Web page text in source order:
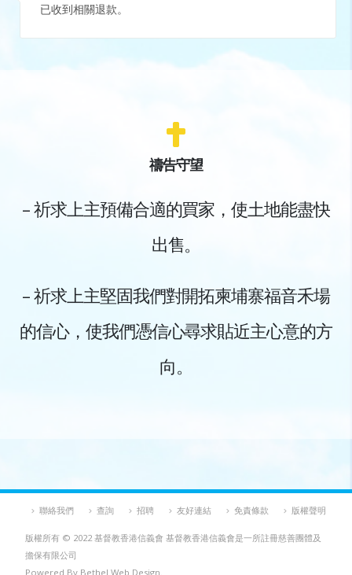
已收到相關退款。
禱告守望
– 祈求上主預備合適的買家，使土地能盡快
出售。
– 祈求上主堅固我們對開拓柬埔寨福音禾場
的信心，使我們憑信心尋求貼近主心意的方
向。
聯絡我們 查詢 招聘 友好連結 免責條款 版權聲明
版權所有 © 2022 基督教香港信義會 基督教香港信義會是一所註冊慈善團體及
擔保有限公司
Powered By Bethel Web Design.